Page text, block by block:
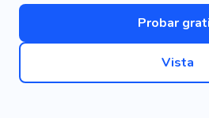
Probar
Vista